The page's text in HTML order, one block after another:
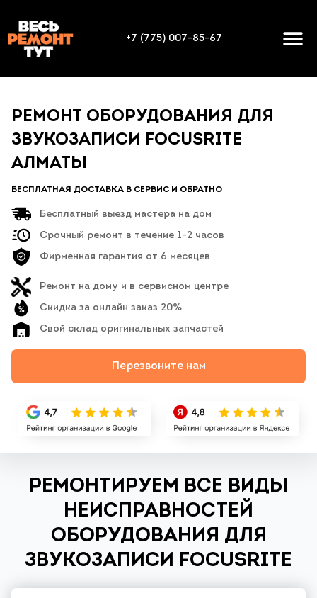
+7 (775) 007-85-67
РЕМОНТ ОБОРУДОВАНИЯ ДЛЯ
ЗВУКОЗАПИСИ FOCUSRITE
АЛМАТЫ
БЕСПЛАТНАЯ ДОСТАВКА В СЕРВИС И ОБРАТНО
Бесплатный выезд мастера на дом
Срочный ремонт в течение 1-2 часов
Фирменная гарантия от 6 месяцев
Ремонт на дому и в сервисном центре
Скидка за онлайн заказ 20%
Свой склад оригинальных запчастей
Перезвоните нам
РЕМОНТИРУЕМ ВСЕ ВИДЫ
НЕИСПРАВНОСТЕЙ
ОБОРУДОВАНИЯ ДЛЯ
ЗВУКОЗАПИСИ FOCUSRITE